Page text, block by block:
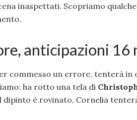
inaspettati. Scopriamo
anticipazioni 16
commesso un errore, tenterà in
ha rotto una tela di
dipinto è rovinato, Cornelia